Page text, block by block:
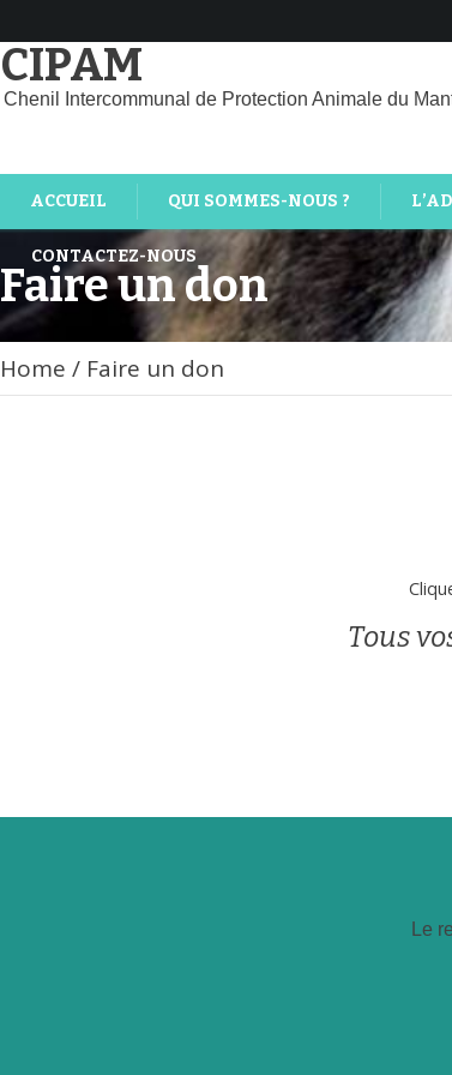
CIPAM
Chenil Intercommunal de Protection Animale du
ACCUEIL QUI SOMMES-NOUS ?
CONTACTEZ-NOUS
Faire un don
Home / Faire un don
Tous
Le